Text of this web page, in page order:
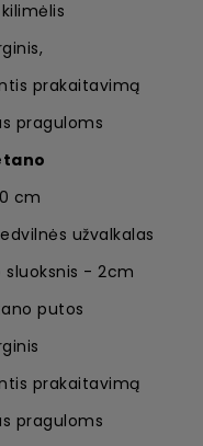
prakaitavimą
praguloms
cm
užvalkalas
sluoksnis - 2cm
putos
prakaitavimą
praguloms